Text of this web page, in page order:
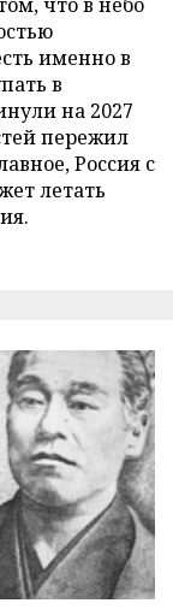
именно в
в
на 2027
пережил
Россия с
летать